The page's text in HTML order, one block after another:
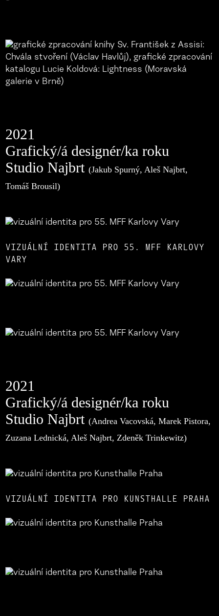
2021
Grafický/á designér/ka roku
Studio Najbrt(Jakub Spurný, Aleš Najbrt,
Tomáš Brousil)
VIZUÁLNÍ IDENTITA PRO 55. MFF KARLOVY
VARY
2021
Grafický/á designér/ka roku
Studio Najbrt(Andrea Vacovská, Marek Pistora,
Zuzana Lednická, Aleš Najbrt, Zdeněk Trinkewitz)
VIZUÁLNÍ IDENTITA PRO KUNSTHALLE PRAHA